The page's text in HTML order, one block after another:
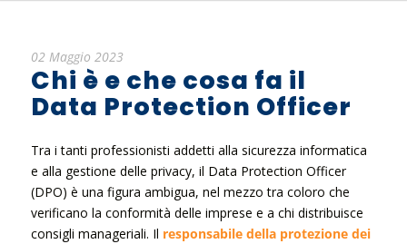
02 Maggio 2023
Chi è e che cosa fa il
Data Protection Officer
Tra i tanti professionisti addetti alla sicurezza informatica
e alla gestione delle privacy, il Data Protection Officer
(DPO) è una figura ambigua, nel mezzo tra coloro che
verificano la conformità delle imprese e a chi distribuisce
consigli manageriali. Il responsabile della protezione dei